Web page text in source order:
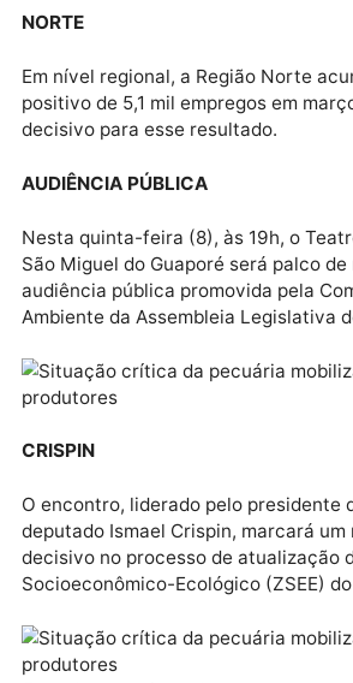
governo em apoiar o
RAZÕES 2
demonstra que, as estratégias
em parceria com o setor
Rondônia é um exemplo de
do Brasil”, afirma Gonçalves.
O desempenho de Rondônia
654,5 mil empregos formais no
NORTE
positivo de 5,1 mil empregos em
decisivo para esse resultado.